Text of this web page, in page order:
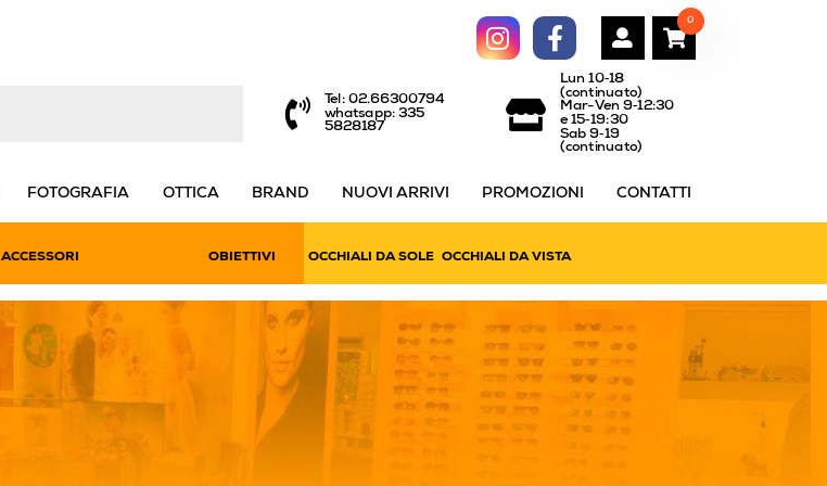
Tel: 02.66300794
whatsapp: 335
5828187
Lun 10‑18
(continuato)
Mar-Ven 9‑12:30
e 15‑19:30
Sab 9‑19
(continuato)
FOTOGRAFIA OTTICA BRAND NUOVI ARRIVI PROMOZIONI CONTATTI
0
ACCESSORI OBIETTIVI OCCHIALI DA SOLE OCCHIALI DA VISTA